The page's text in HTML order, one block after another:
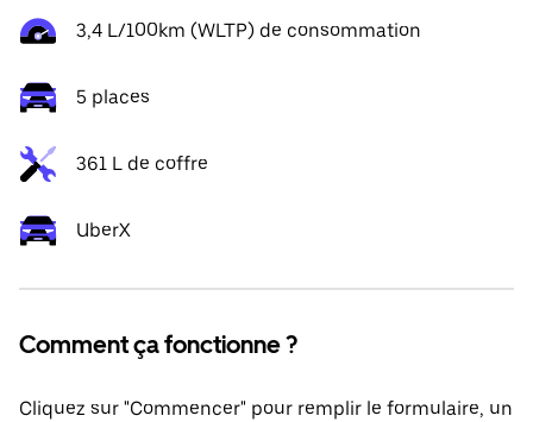
3,4 L/100km (WLTP) de consommation
5 places
361 L de coffre
UberX
Comment ça fonctionne ?
Cliquez sur "Commencer" pour remplir le formulaire, un